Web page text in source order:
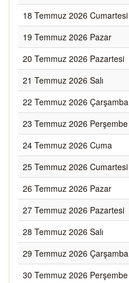
18 Temmuz 2026 Cumartesi
19 Temmuz 2026 Pazar
20 Temmuz 2026 Pazartesi
21 Temmuz 2026 Salı
22 Temmuz 2026 Çarşamba
23 Temmuz 2026 Perşembe
24 Temmuz 2026 Cuma
25 Temmuz 2026 Cumartesi
26 Temmuz 2026 Pazar
27 Temmuz 2026 Pazartesi
28 Temmuz 2026 Salı
29 Temmuz 2026 Çarşamba
30 Temmuz 2026 Perşembe